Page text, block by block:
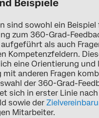
Beispiele
sind sowohl ein Beispiel
zum 360-Grad-
als auch
Kompetenzfeldern.
eine Orientierung und
mit anderen Fragen
der 360-Grad-
sich in erster Linie
sowie der
Mitarbeiter.